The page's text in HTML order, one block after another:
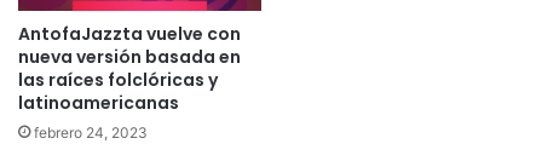
AntofaJazzta vuelve con
nueva versión basada en
las raíces folclóricas y
latinoamericanas
febrero 24, 2023